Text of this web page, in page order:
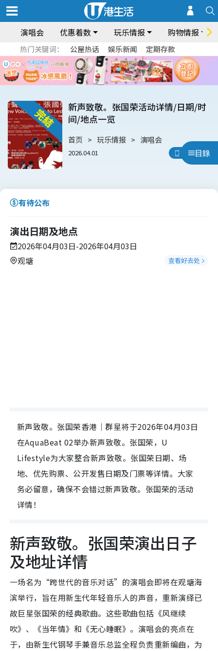
演唱会 优惠着数 玩乐情报 购物情报
热门关键词： 公屋热话 娱乐新闻 定期存款
目錄
新声致敬。张国荣活动详情/日期/时
间/地点一览
首页 玩乐情报 演唱会
2026.04.01 用App睇
有待公布
演出日期及地点
2026年04月03日-2026年04月03日
观塘
查看好去处
新声致敬。张国荣香港｜群星将于2026年04月03日
在AquaBeat 02举办新声致敬。张国荣，U
Lifestyle为大家整合新声致敬。张国荣日期、场
地、优先购票、公开发售日期及门票等详情。大家
务必留意，确保不会错过新声致敬。张国荣的活动
详情！
新声致敬。张国荣演出日子
及地址详情
一场名为“跨世代的音乐对话”的演唱会即将在观塘海
滨举行，旨在用新生代年轻音乐人的声音，重新演绎已
故巨星张国荣的经典歌曲。这些歌曲包括《风继续
吹》、《当年情》和《无心睡眠》。演唱会的亮点在
于，由新生代钢琴手兼音乐总监全程负责重新编曲，为